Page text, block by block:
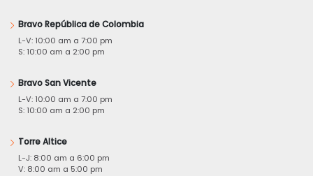
Bravo República de Colombia
L-V: 10:00 am a 7:00 pm
S: 10:00 am a 2:00 pm
Bravo San Vicente
L-V: 10:00 am a 7:00 pm
S: 10:00 am a 2:00 pm
Torre Altice
L-J: 8:00 am a 6:00 pm
V: 8:00 am a 5:00 pm